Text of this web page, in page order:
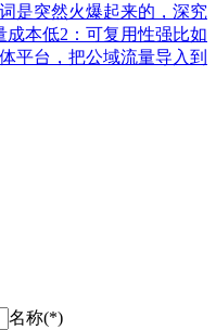
是突然火爆起来的，深究
本低2：可复用性强比如
平台，把公域流量导入到
名称(*)